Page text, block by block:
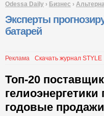
Odessa Daily › Бизнес ›
Эксперты
батарей
Реклама Скачать журнал STYLE
Топ-20
годовые